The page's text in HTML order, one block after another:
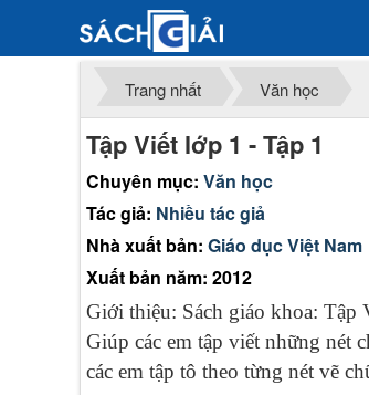
Trang nhất Văn học
Tập Viết lớp 1 - Tập 1
Chuyên mục: Văn học
Tác giả: Nhiều tác giả
Nhà xuất bản: Giáo dục Việt Nam
Xuất bản năm: 2012
Giới thiệu: Sách giáo khoa: Tập
Giúp các em tập viết những nét
các em tập tô theo từng nét vẽ